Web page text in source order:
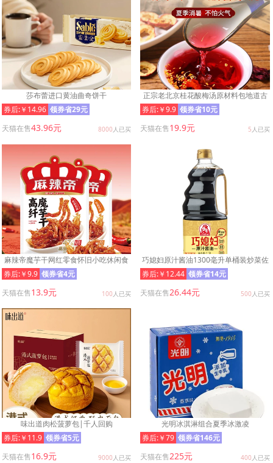
莎布蕾进口黄油曲奇饼干
券后:￥14.96 领券省29元
天猫在售43.96元 8000 人已买
正宗老北京桂花酸梅汤原材料包地道古
法配比茶包官方旗舰店T
券后:￥9.9 领券省10元
天猫在售19.9元 5 人已买
麻辣帝魔芋干网红零食怀旧小吃休闲食
品麻辣解馋追剧批发
券后:￥9.9 领券省4元
天猫在售13.9元 100 人已买
巧媳妇原汁酱油1300毫升单桶装炒菜佐
餐卤炖酿造生抽黄豆料酒家用
券后:￥12.44 领券省14元
天猫在售26.44元 500 人已买
味出道肉松菠萝包|千人回购
券后:￥11.9 领券省5元
天猫在售16.9元 9000 人已买
光明冰淇淋组合夏季冰激凌
券后:￥79 领券省146元
天猫在售225元 400 人已买